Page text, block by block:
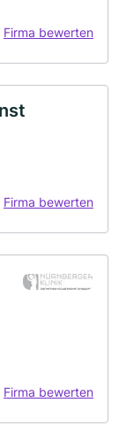
Firma bewerten
Firma bewerten
Firma bewerten